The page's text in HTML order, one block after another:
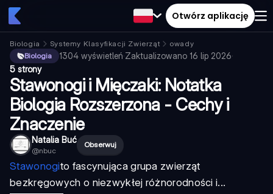
Otwórz aplikację
Biologia Systemy Klasyfikacji Zwierząt
owady
Biologia
1304 wyświetleń·Zaktualizowano 16 lip 2026·
5 strony
Stawonogi i Mięczaki: Notatka
Biologia Rozszerzona - Cechy i
Znaczenie
Natalia Buć
@nbuc
Obserwuj
Stawonogito fascynująca grupa zwierząt
bezkręgowych o niezwykłej różnorodności i...